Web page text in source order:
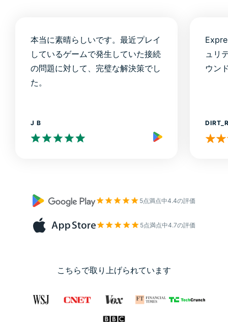
本当に素晴らしいです。最近プレイ
しているゲームで発生していた接続
の問題に対して、完璧な解決策でし
た。
J B
ュリ
ウン
5点満点中4.4の評価
5点満点中4.7の評価
こちらで取り上げられています